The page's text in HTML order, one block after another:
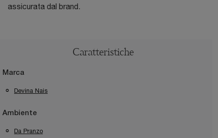
assicurata dal brand.
Caratteristiche
Marca
Devina Nais
Ambiente
Da Pranzo